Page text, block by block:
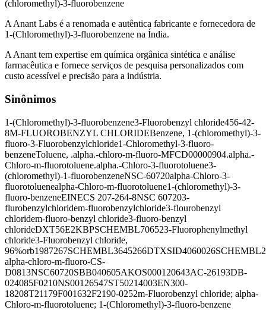
(chloromethyl)-3-fluorobenzene
A Anant Labs é a renomada e autêntica fabricante e fornecedora de
1-(Chloromethyl)-3-fluorobenzene na Índia.
A Anant tem expertise em química orgânica sintética e análise
farmacêutica e fornece serviços de pesquisa personalizados com
custo acessível e precisão para a indústria.
Sinônimos
1-(Chloromethyl)-3-fluorobenzene3-Fluorobenzyl chloride456-42-
8M-FLUOROBENZYL CHLORIDEBenzene, 1-(chloromethyl)-3-
fluoro-3-Fluorobenzylchloride1-Chloromethyl-3-fluoro-
benzeneToluene, .alpha.-chloro-m-fluoro-MFCD00000904.alpha.-
Chloro-m-fluorotoluene.alpha.-Chloro-3-fluorotoluene3-
(chloromethyl)-1-fluorobenzeneNSC-60720alpha-Chloro-3-
fluorotoluenealpha-Chloro-m-fluorotoluene1-(chloromethyl)-3-
fluoro-benzeneEINECS 207-264-8NSC 607203-
flurobenzylchloridem-fluorobenzylchloride3-flourobenzyl
chloridem-fluoro-benzyl chloride3-fluoro-benzyl
chlorideDXT56E2KBPSCHEMBL706523-Fluorophenylmethyl
chloride3-Fluorobenzyl chloride,
96%orb1987267SCHEMBL3645266DTXSID4060026
alpha-chloro-m-fluoro-CS-
D0813NSC60720SBB040605AKOS000120643AC-26193DB-
024085F0210NS00126547ST50214003EN300-
18208T21179F001632F2190-0252m-Fluorobenzyl chloride; alpha-
Chloro-m-fluorotoluene; 1-(Chloromethyl)-3-fluoro-benzene